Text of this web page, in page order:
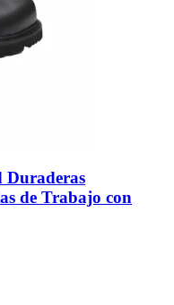
Duraderas
de Trabajo con